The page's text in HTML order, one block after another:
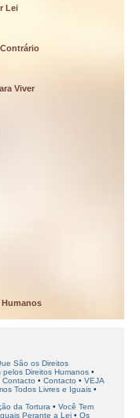
Lei
Viver
Humanos
São os Direitos
pelos Direitos Humanos
Contacto Contacto
VEJA
Todos Livres e Iguais
da Tortura
Você Tem
Perante a Lei Os